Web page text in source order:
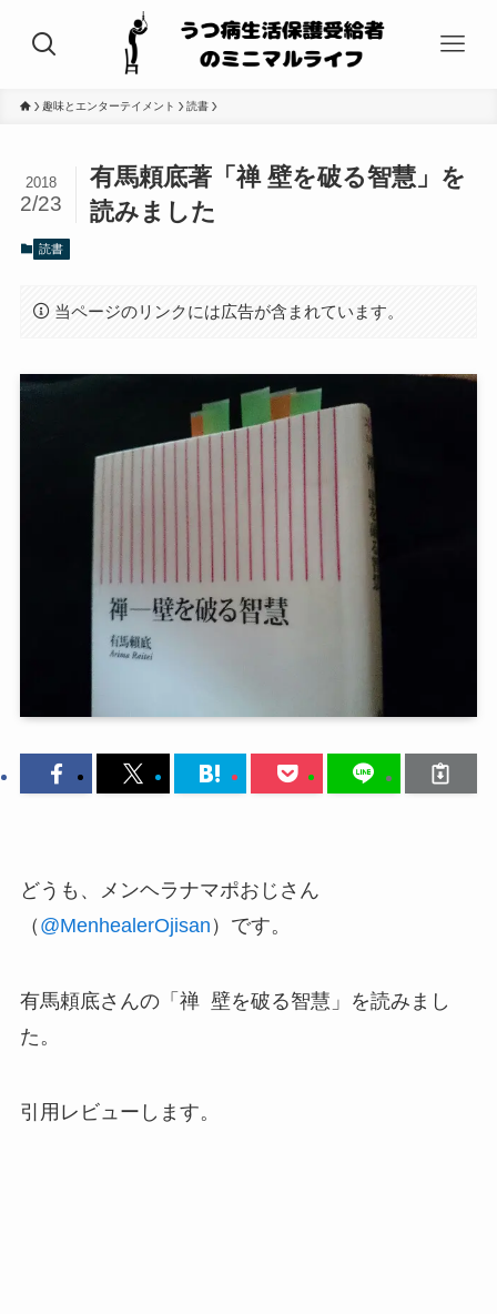
趣味とエンターテイメント 読書
有馬頼底著「禅 壁を破る智慧」を
読みました
2018
2/23
読書
当ページのリンクには広告が含まれています。
どうも、メンヘラナマポおじさん
（ @MenhealerOjisan ）です。
有馬頼底さんの「禅 壁を破る智慧」を読みまし
た。
引用レビューします。